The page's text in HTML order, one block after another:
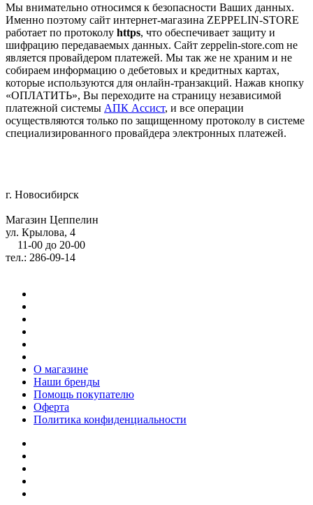
Мы внимательно относимся к безопасности Ваших данных.
Именно поэтому сайт интернет-магазина ZEPPELIN-STORE
работает по протоколу https, что обеспечивает защиту и
шифрацию передаваемых данных. Сайт zeppelin-store.com не
является провайдером платежей. Мы так же не храним и не
собираем информацию о дебетовых и кредитных картах,
которые используются для онлайн-транзакций. Нажав кнопку
«ОПЛАТИТЬ», Вы переходите на страницу независимой
платежной системы АПК Ассист, и все операции
осуществляются только по защищенному протоколу в системе
специализированного провайдера электронных платежей.
г. Новосибирск
Магазин Цеппелин
ул. Крылова, 4
11-00 до 20-00
тел.: 286-09-14
О магазине
Наши бренды
Помощь покупателю
Оферта
Политика конфиденциальности